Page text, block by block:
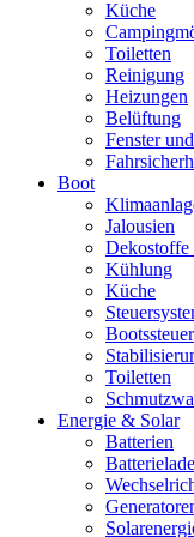
Küche
Toiletten
Reinigung
Heizungen
Belüftung
Fenster
Boot
Jalousien
Kühlung
Küche
Toiletten
Energie & Solar
Batterien